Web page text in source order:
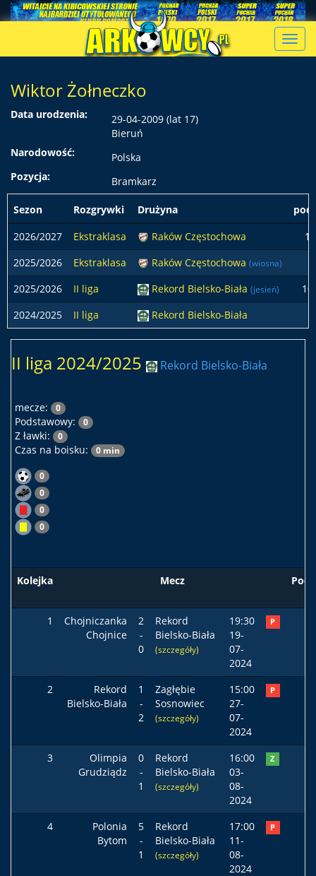
Wiktor Żołneczko
Data urodzenia:
29-04-2009 (lat 17)
Bieruń
Narodowość:
Polska
Pozycja:
Bramkarz
Sezon Rozgrywki Drużyna
2026/2027
Ekstraklasa Raków Częstochowa
1
2025/2026
Ekstraklasa Raków Częstochowa (wiosna)
2025/2026 II liga Rekord Bielsko-Biała (jesień)
10
2024/2025
II liga Rekord Bielsko-Biała
II liga 2024/2025 Rekord Bielsko-Biała
mecze: 0
Podstawowy: 0
Z ławki: 0
Czas na boisku: 0 min
0
0
0
0
Kolejka Mecz
1
Chojniczanka
Chojnice
2
-
0
Rekord
Bielsko-Biała
(szczegóły)
19:30
19-
07-
2024
P
2
Rekord
Bielsko-Biała
1
-
2
Zagłębie
Sosnowiec
(szczegóły)
15:00
27-
07-
2024
P
3
Olimpia
Grudziądz
0
-
1
Rekord
Bielsko-Biała
(szczegóły)
16:00
03-
08-
2024
Z
4
Polonia
Bytom
5
-
1
Rekord
Bielsko-Biała
(szczegóły)
17:00
11-
08-
2024
P